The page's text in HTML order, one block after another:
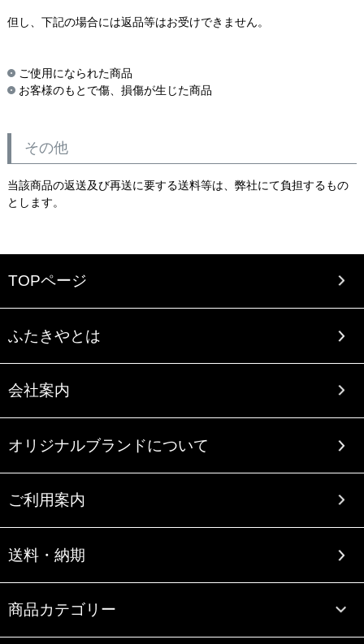
但し、下記の場合には返品等はお受けできません。
ご使用になられた商品
お客様のもとで傷、損傷が生じた商品
その他
当該商品の返送及び再送に要する送料等は、弊社にて負担するもの
とします。
TOPページ
ふたきやとは
会社案内
オリジナルブランドについて
ご利用案内
送料・納期
商品カテゴリー